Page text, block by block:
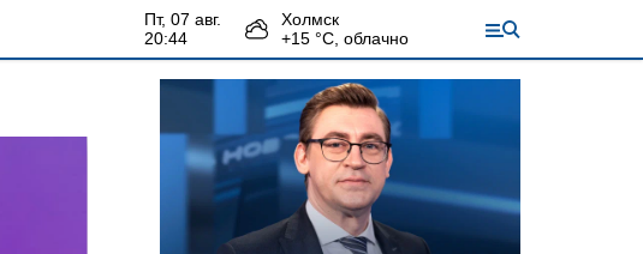
пт, 07 авг.
20:44
Холмск
+15 °С, облачно